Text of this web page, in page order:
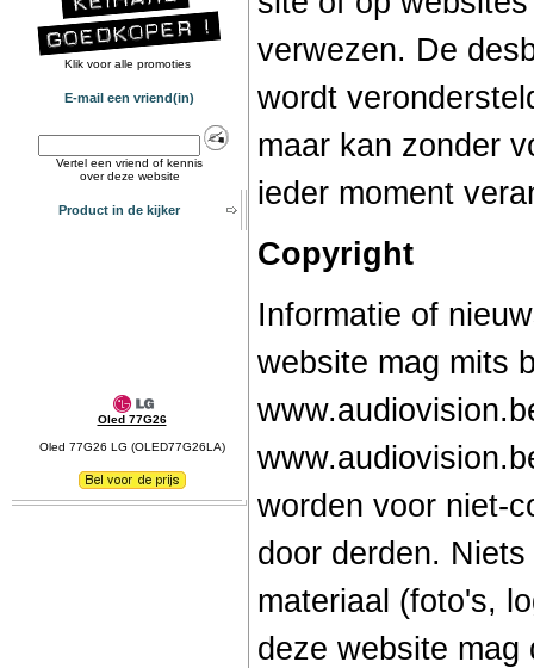
Klik voor alle promoties
E-mail een vriend(in)
Vertel een vriend of kennis
over deze website
Product in de kijker
Oled 77G26
Oled 77G26 LG (OLED77G26LA)
verwezen. De
wordt
maar kan zonder
ieder moment
Copyright
Informatie of
website mag mits
worden voor niet-
door derden.
materiaal (foto's,
deze website mag